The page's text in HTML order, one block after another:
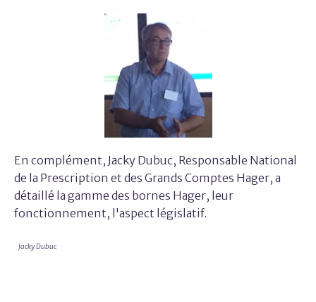
En complément, Jacky Dubuc, Responsable National
de la Prescription et des Grands Comptes Hager, a
détaillé la gamme des bornes Hager, leur
fonctionnement, l'aspect législatif.
Jacky Dubuc